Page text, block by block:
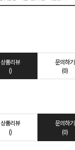
상품리뷰
()
문의하기
(0)
상품리뷰
()
문의하기
(0)